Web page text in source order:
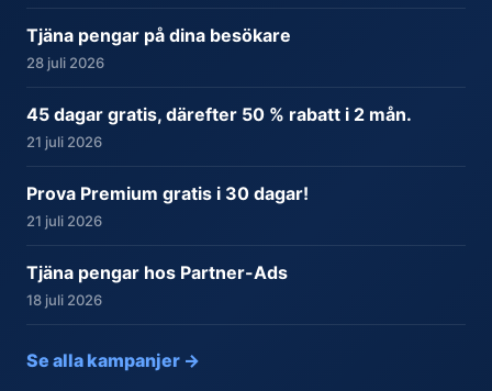
Tjäna pengar på dina besökare
28 juli 2026
45 dagar gratis, därefter 50 % rabatt i 2 mån.
21 juli 2026
Prova Premium gratis i 30 dagar!
21 juli 2026
Tjäna pengar hos Partner-Ads
18 juli 2026
Se alla kampanjer →